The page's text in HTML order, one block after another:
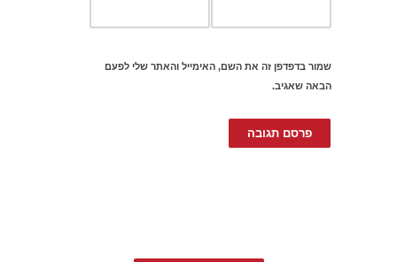
שמור בדפדפן זה את השם, האימייל והאתר שלי לפעם
הבאה שאגיב.